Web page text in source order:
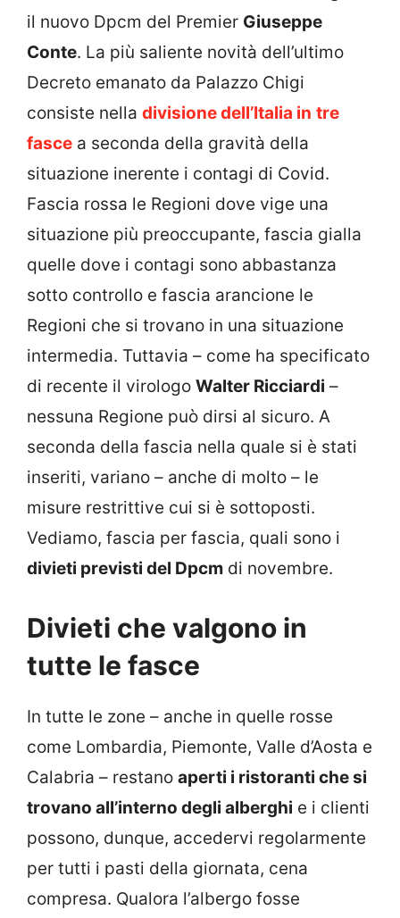
il nuovo Dpcm del Premier Giuseppe
Conte. La più saliente novità dell’ultimo
Decreto emanato da Palazzo Chigi
consiste nella divisione dell’Italia in tre
fasce a seconda della gravità della
situazione inerente i contagi di Covid.
Fascia rossa le Regioni dove vige una
situazione più preoccupante, fascia gialla
quelle dove i contagi sono abbastanza
sotto controllo e fascia arancione le
Regioni che si trovano in una situazione
intermedia. Tuttavia – come ha specificato
di recente il virologo Walter Ricciardi –
nessuna Regione può dirsi al sicuro. A
seconda della fascia nella quale si è stati
inseriti, variano – anche di molto – le
misure restrittive cui si è sottoposti.
Vediamo, fascia per fascia, quali sono i
divieti previsti del Dpcm di novembre.
Divieti che valgono in
tutte le fasce
In tutte le zone – anche in quelle rosse
come Lombardia, Piemonte, Valle d’Aosta e
Calabria – restano aperti i ristoranti che si
trovano all’interno degli alberghi e i clienti
possono, dunque, accedervi regolarmente
per tutti i pasti della giornata, cena
compresa. Qualora l’albergo fosse